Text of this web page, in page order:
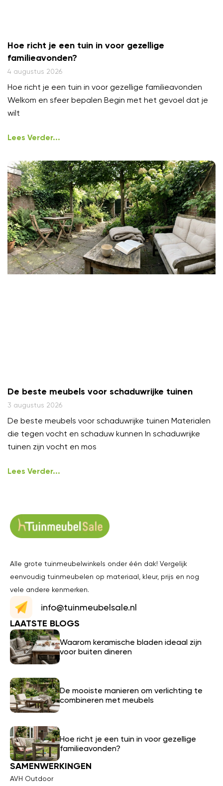
Hoe richt je een tuin in voor gezellige
familieavonden?
4 augustus 2026
Hoe richt je een tuin in voor gezellige familieavonden
Welkom en sfeer bepalen Begin met het gevoel dat je
wilt
Lees Verder...
De beste meubels voor schaduwrijke tuinen
3 augustus 2026
De beste meubels voor schaduwrijke tuinen Materialen
die tegen vocht en schaduw kunnen In schaduwrijke
tuinen zijn vocht en mos
Lees Verder...
Alle grote tuinmeubelwinkels onder één dak! Vergelijk
eenvoudig tuinmeubelen op materiaal, kleur, prijs en nog
vele andere kenmerken.
info@tuinmeubelsale.nl
LAATSTE BLOGS
Waarom keramische bladen ideaal zijn
voor buiten dineren
De mooiste manieren om verlichting te
combineren met meubels
Hoe richt je een tuin in voor gezellige
familieavonden?
SAMENWERKINGEN
AVH Outdoor